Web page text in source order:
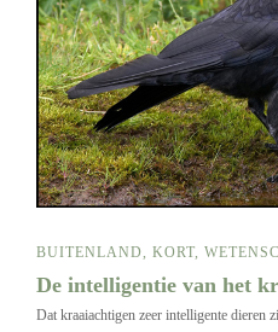
BUITENLAND KORT
De intelligentie van het
Dat kraaiachtigen zeer intelligente dieren